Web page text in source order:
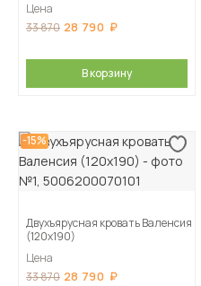
Цена
33 870 28 790
В корзину
-15%
Двухъярусная кровать Валенсия
(120х190)
Цена
33 870 28 790